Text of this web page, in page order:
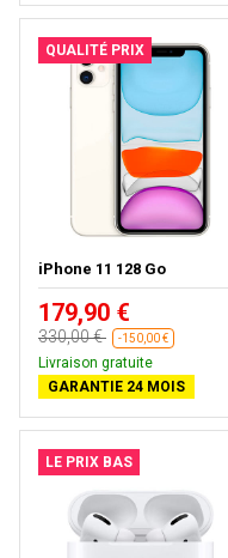
QUALITÉ PRIX
iPhone 11 128 Go
179,90 €
330,00 € -150,00 €
Livraison gratuite
GARANTIE 24 MOIS
LE PRIX BAS